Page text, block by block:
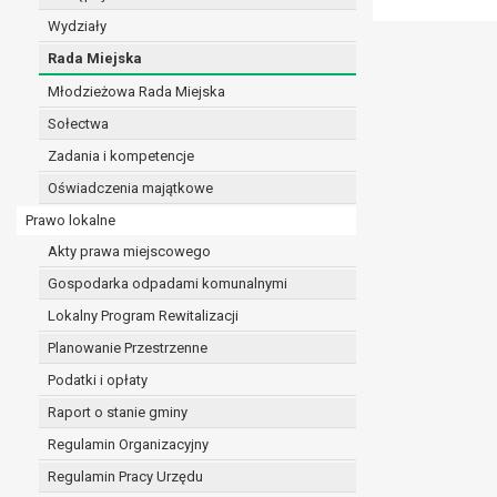
Wydziały
Rada Miejska
Młodzieżowa Rada Miejska
Sołectwa
Zadania i kompetencje
Oświadczenia majątkowe
Prawo lokalne
Akty prawa miejscowego
Gospodarka odpadami komunalnymi
Lokalny Program Rewitalizacji
Planowanie Przestrzenne
Podatki i opłaty
Raport o stanie gminy
Regulamin Organizacyjny
Regulamin Pracy Urzędu
realizacji zadań wynikających z przepisów
szeregu ustaw kompetencyjnych
zawarcia i realizacji umów;
ochrony żywotnych interesów osoby, której
w pozostałych przypadkach dane osobowe
W związku z przetwarzaniem danych w celu
osobowych. Odbiorcami mogą być:
Pani/Pana dane osobowe będą przetwarzane przez
przepisy prawa powszechnie obowiązującego.
W przypadku, gdy dane osobowe przetwarzane są na
W przypadku, gdy dane osobowe przetwarzane są w
czasie w zakresie wymaganym przez przepisy prawa
rozliczeniu umowy, do czasu wycofania tej zgody.
Ponadto w przypadku umów o dofinansowanie dane
beneficjentem a określoną instytucją, trwałości
W związku z przetwarzaniem przez administratora
prawo dostępu do treści danych oraz